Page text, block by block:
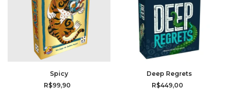
Spicy
R$99,90
Deep Regrets
R$449,00